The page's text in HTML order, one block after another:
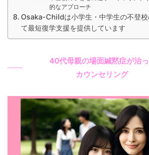
的なアプローチ
Osaka-Childは小学生・中学生の不登校
て最短復学支援を提供しています
40代母親の場面緘黙症が治
カウンセリング